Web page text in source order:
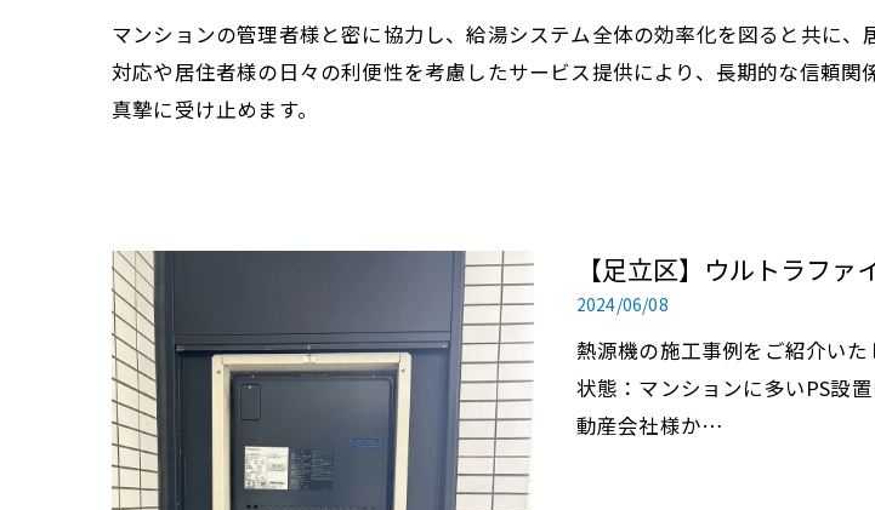
マンションの管理者様と密に協力し、給湯システム全体の効率化を図ると共に
対応や居住者様の日々の利便性を考慮したサービス提供により、長期的な信頼
真摯に受け止めます。
【足立区】ウルトラフ
2024/06/08
熱源機の施工事例をご紹介い
状態：マンションに多いPS設
動産会社様か…